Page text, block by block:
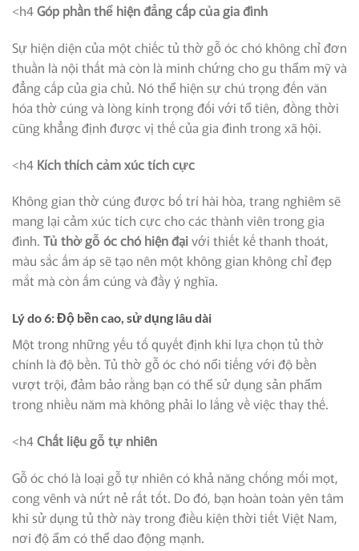
<h4Góp phần thể hiện đẳng cấp của gia đình
Sự hiện diện của một chiếc tủ thờ gỗ óc chó không chỉ đơn
thuần là nội thất mà còn là minh chứng cho gu thẩm mỹ và
đẳng cấp của gia chủ. Nó thể hiện sự chú trọng đến văn
hóa thờ cúng và lòng kính trọng đối với tổ tiên, đồng thời
cũng khẳng định được vị thế của gia đình trong xã hội.
<h4 Kích thích cảm xúc tích cực
Không gian thờ cúng được bố trí hài hòa, trang nghiêm sẽ
mang lại cảm xúc tích cực cho các thành viên trong gia
đình. Tủ thờ gỗ óc chó hiện đạivới thiết kế thanh thoát,
màu sắc ấm áp sẽ tạo nên một không gian không chỉ đẹp
mắt mà còn ấm cúng và đầy ý nghĩa.
Lý do 6: Độ bền cao, sử dụng lâu dài
Một trong những yếu tố quyết định khi lựa chọn tủ thờ
chính là độ bền. Tủ thờ gỗ óc chó nổi tiếng với độ bền
vượt trội, đảm bảo rằng bạn có thể sử dụng sản phẩm
trong nhiều năm mà không phải lo lắng về việc thay thế.
<h4Chất liệu gỗ tự nhiên
Gỗ óc chó là loại gỗ tự nhiên có khả năng chống mối mọt,
cong vênh và nứt nẻ rất tốt. Do đó, bạn hoàn toàn yên tâm
khi sử dụng tủ thờ này trong điều kiện thời tiết Việt Nam,
nơi độ ẩm có thể dao động mạnh.